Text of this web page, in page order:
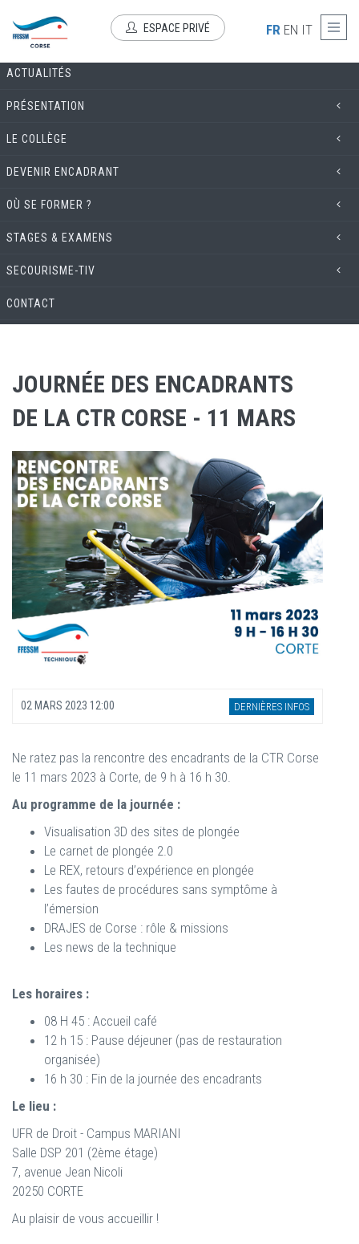
ESPACE PRIVÉ FR EN IT
COMMISSION TECHNIQUE
ACTUALITÉS
PRÉSENTATION
LE COLLÈGE
DEVENIR ENCADRANT
OÙ SE FORMER ?
STAGES & EXAMENS
SECOURISME-TIV
CONTACT
JOURNÉE DES ENCADRANTS
DE LA CTR CORSE - 11 MARS
02 MARS 2023 12:00 DERNIÈRES INFOS
Ne ratez pas la rencontre des encadrants de la CTR Corse
le 11 mars 2023 à Corte, de 9 h à 16 h 30.
Au programme de la journée :
Visualisation 3D des sites de plongée
Le carnet de plongée 2.0
Le REX, retours d’expérience en plongée
Les fautes de procédures sans symptôme à
l’émersion
DRAJES de Corse : rôle & missions
Les news de la technique
Les horaires :
08 H 45 : Accueil café
12 h 15 : Pause déjeuner (pas de restauration
organisée)
16 h 30 : Fin de la journée des encadrants
Le lieu :
UFR de Droit - Campus MARIANI
Salle DSP 201 (2ème étage)
7, avenue Jean Nicoli
20250 CORTE
Au plaisir de vous accueillir !